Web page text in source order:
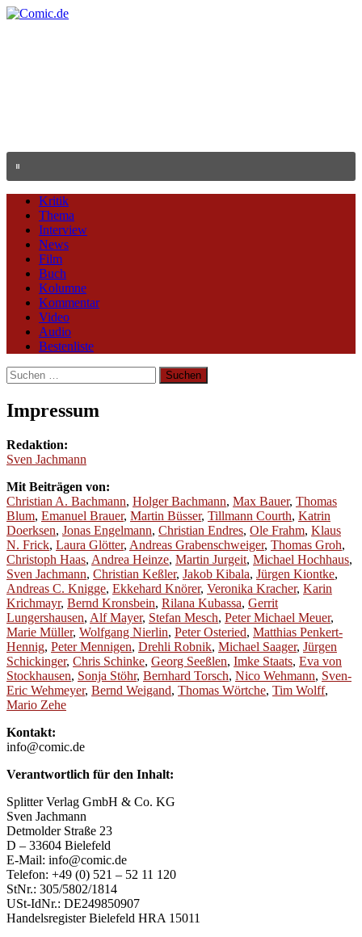
Kritik
Thema
Interview
News
Film
Buch
Kolumne
Kommentar
Video
Audio
Bestenliste
Suchen
nach:
Impressum
Redaktion:
Sven Jachmann
Mit Beiträgen von:
Christian A. Bachmann, Holger Bachmann, Max Bauer, Thomas
Blum, Emanuel Brauer, Martin Büsser, Tillmann Courth, Katrin
Doerksen, Jonas Engelmann, Christian Endres, Ole Frahm, Klaus
N. Frick, Laura Glötter, Andreas Grabenschweiger, Thomas Groh,
Christoph Haas, Andrea Heinze, Martin Jurgeit, Michael Hochhaus,
Sven Jachmann, Christian Keßler, Jakob Kibala, Jürgen Kiontke,
Andreas C. Knigge, Ekkehard Knörer, Veronika Kracher, Karin
Krichmayr, Bernd Kronsbein, Rilana Kubassa, Gerrit
Lungershausen, Alf Mayer, Stefan Mesch, Peter Michael Meuer,
Marie Müller, Wolfgang Nierlin, Peter Osteried, Matthias Penkert-
Hennig, Peter Mennigen, Drehli Robnik, Michael Saager, Jürgen
Schickinger, Chris Schinke, Georg Seeßlen, Imke Staats, Eva von
Stockhausen, Sonja Stöhr, Bernhard Torsch, Nico Wehmann, Sven-
Eric Wehmeyer, Bernd Weigand, Thomas Wörtche, Tim Wolff,
Mario Zehe
Kontakt:
info@comic.de
Verantwortlich für den Inhalt:
Splitter Verlag GmbH & Co. KG
Sven Jachmann
Detmolder Straße 23
D – 33604 Bielefeld
E-Mail: info@comic.de
Telefon: +49 (0) 521 – 52 11 120
StNr.: 305/5802/1814
USt-IdNr.: DE249850907
Handelsregister Bielefeld HRA 15011